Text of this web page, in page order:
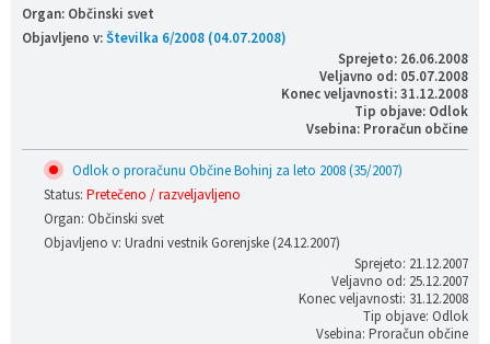
Organ: Občinski svet
Objavljeno v:Številka 6/2008 (04.07.2008)
Sprejeto: 26.06.2008
Veljavno od: 05.07.2008
Konec veljavnosti: 31.12.2008
Tip objave: Odlok
Vsebina: Proračun občine
Odlok o proračunu Občine Bohinj za leto 2008 (35/2007)
Status: Pretečeno / razveljavljeno
Organ: Občinski svet
Objavljeno v: Uradni vestnik Gorenjske (24.12.2007)
Sprejeto: 21.12.2007
Veljavno od: 25.12.2007
Konec veljavnosti: 31.12.2008
Tip objave: Odlok
Vsebina: Proračun občine